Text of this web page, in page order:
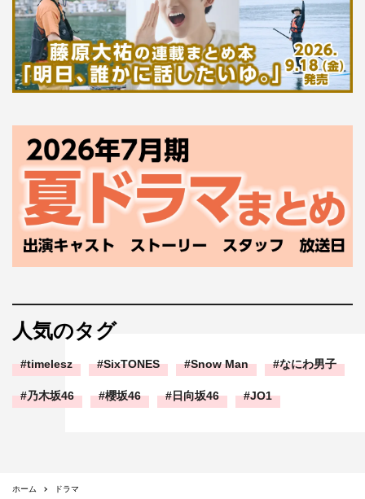
人気のタグ
timelesz SixTONES Snow Man なにわ男子
乃木坂46 櫻坂46 日向坂46 JO1
ホーム
ドラマ